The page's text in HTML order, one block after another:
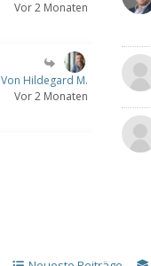
Vor 2 Monaten
Von Hildegard M.
Vor 2 Monaten